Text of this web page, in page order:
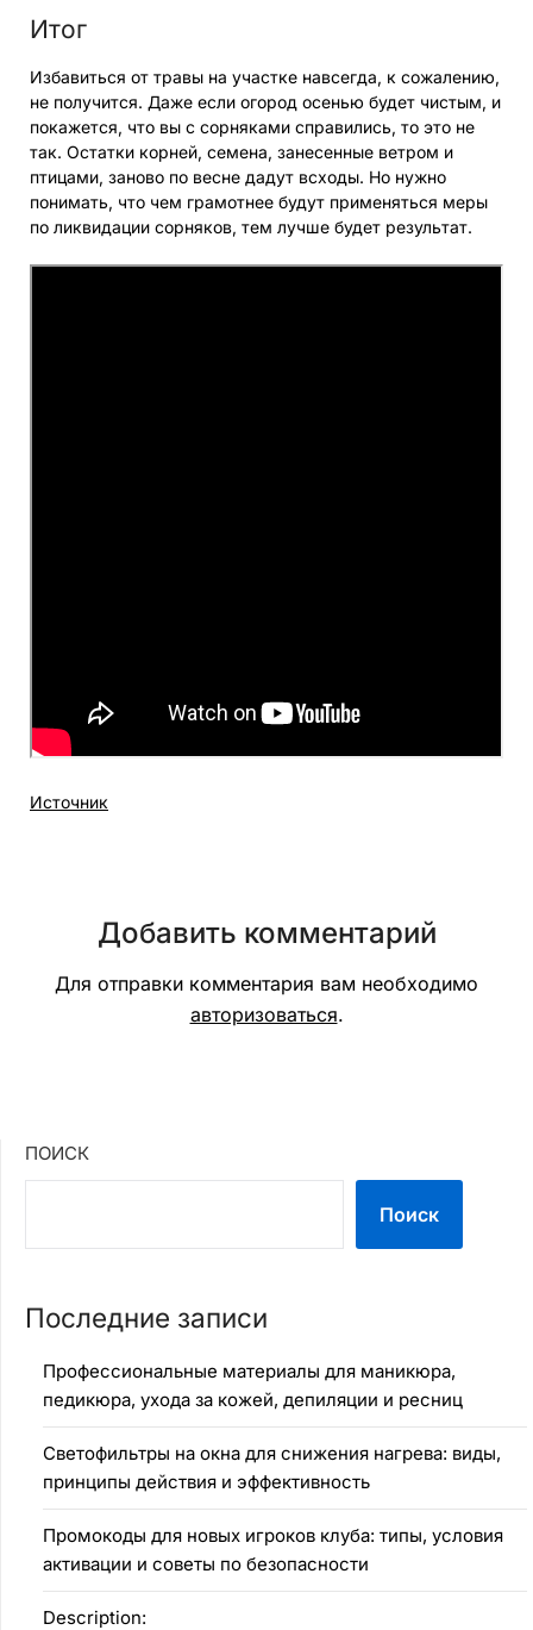
Итог
Избавиться от травы на участке навсегда, к сожалению,
не получится. Даже если огород осенью будет чистым, и
покажется, что вы с сорняками справились, то это не
так. Остатки корней, семена, занесенные ветром и
птицами, заново по весне дадут всходы. Но нужно
понимать, что чем грамотнее будут применяться меры
по ликвидации сорняков, тем лучше будет результат.
Источник
Добавить комментарий
Для отправки комментария вам необходимо
авторизоваться.
ПОИСК
Поиск
Последние записи
Профессиональные материалы для маникюра,
педикюра, ухода за кожей, депиляции и ресниц
Светофильтры на окна для снижения нагрева: виды,
принципы действия и эффективность
Промокоды для новых игроков клуба: типы, условия
активации и советы по безопасности
Description: